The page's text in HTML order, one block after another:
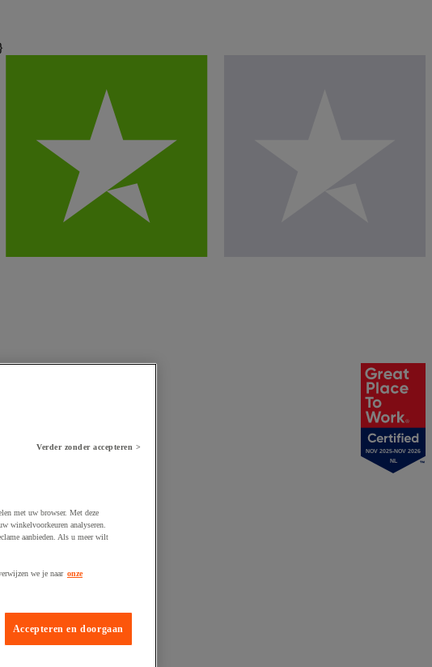
NOV 2025-NOV 2026
NL
Verder zonder accepteren >
met uw browser. Met deze
winkelvoorkeuren analyseren.
aanbieden. Als u meer wilt
we je naar onze
Accepteren en doorgaan